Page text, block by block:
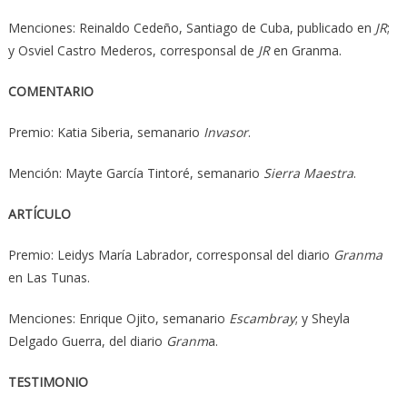
Menciones: Reinaldo Cedeño, Santiago de Cuba, publicado en JR;
y Osviel Castro Mederos, corresponsal de JRen Granma.
COMENTARIO
Premio: Katia Siberia, semanario Invasor.
Mención: Mayte García Tintoré, semanario Sierra Maestra.
ARTÍCULO
Premio: Leidys María Labrador, corresponsal del diario Granma
en Las Tunas.
Menciones: Enrique Ojito, semanario Escambray; y Sheyla
Delgado Guerra, del diario Granma.
TESTIMONIO